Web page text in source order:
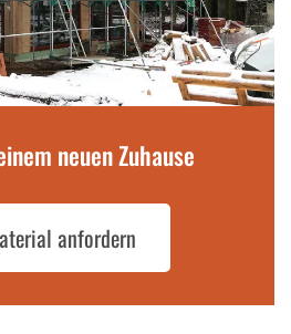
neuen Zuhause
anfordern